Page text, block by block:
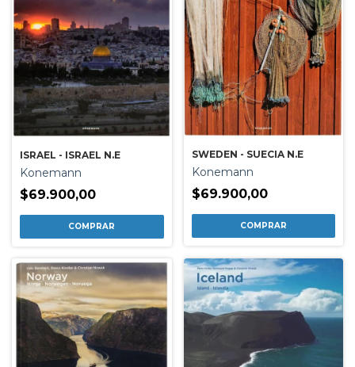
ISRAEL - ISRAEL N.E
Konemann
$69.900,00
SWEDEN - SUECIA N.E
Konemann
$69.900,00